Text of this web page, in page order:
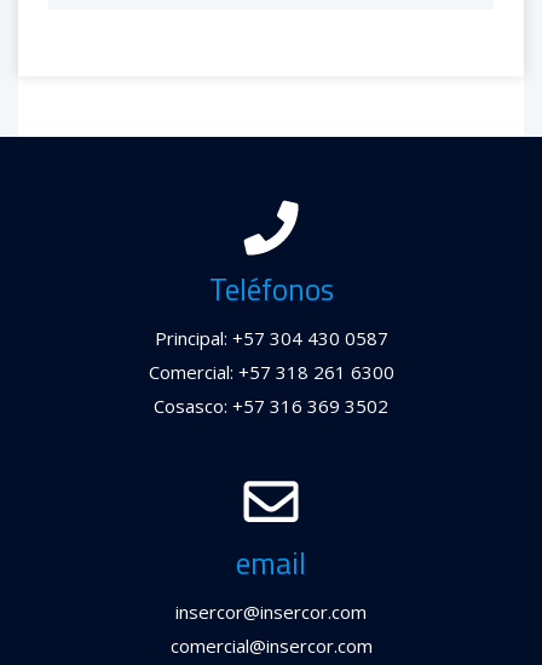
Teléfonos
Principal: +57 304 430 0587
Comercial: +57 318 261 6300
Cosasco: +57 316 369 3502
email
insercor@insercor.com
comercial@insercor.com